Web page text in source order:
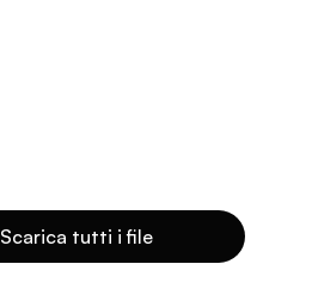
Scarica tutti i file